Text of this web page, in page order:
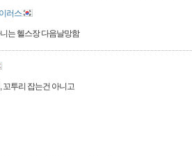
러스
는 헬스장 다음날망함
꼬투리 잡는건 아니고